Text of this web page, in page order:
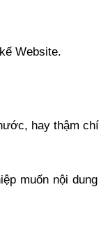
Website.
hay thậm
muốn nội